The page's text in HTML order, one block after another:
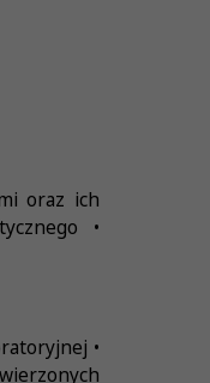
oraz ich
•
•